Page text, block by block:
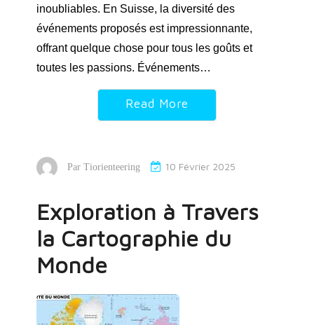
inoubliables. En Suisse, la diversité des
événements proposés est impressionnante,
offrant quelque chose pour tous les goûts et
toutes les passions. Événements…
Read More
Par Tiorienteering 10 Février 2025
Exploration à Travers
la Cartographie du
Monde